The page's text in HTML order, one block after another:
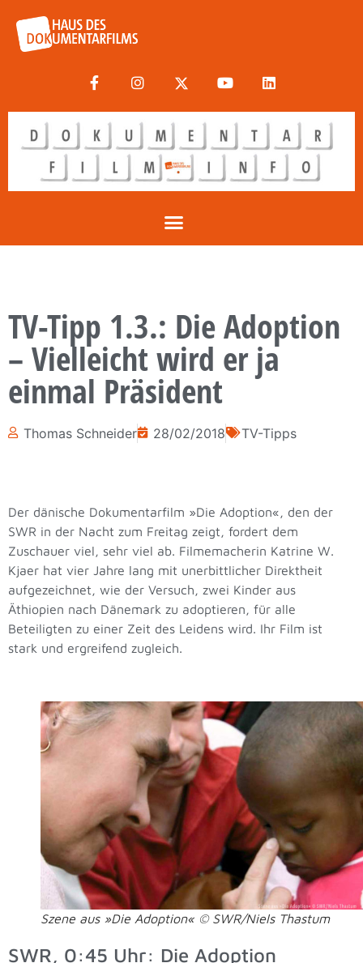
TV-Tipp 1.3.: Die Adoption
– Vielleicht wird er ja
einmal Präsident
Thomas Schneider 28/02/2018 TV-Tipps
Der dänische Dokumentarfilm »Die Adoption«, den der
SWR in der Nacht zum Freitag zeigt, fordert dem
Zuschauer viel, sehr viel ab. Filmemacherin Katrine W.
Kjaer hat vier Jahre lang mit unerbittlicher Direktheit
aufgezeichnet, wie der Versuch, zwei Kinder aus
Äthiopien nach Dänemark zu adoptieren, für alle
Beteiligten zu einer Zeit des Leidens wird. Ihr Film ist
stark und ergreifend zugleich.
Szene aus »Die Adoption« © SWR/Niels Thastum
SWR, 0:45 Uhr: Die Adoption